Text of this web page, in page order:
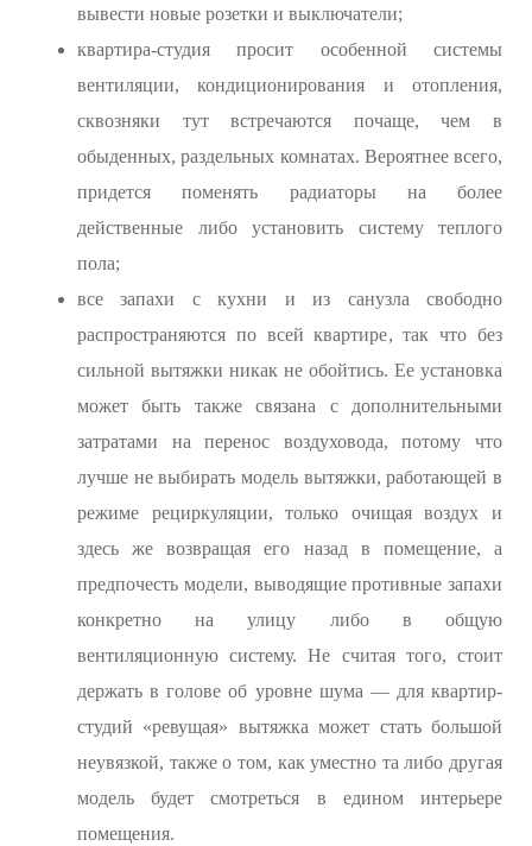
вывести новые розетки и выключатели;
квартира-студия просит особенной системы
вентиляции, кондиционирования и отопления,
сквозняки тут встречаются почаще, чем в
обыденных, раздельных комнатах. Вероятнее всего,
придется поменять радиаторы на более
действенные либо установить систему теплого
пола;
все запахи с кухни и из санузла свободно
распространяются по всей квартире, так что без
сильной вытяжки никак не обойтись. Ее установка
может быть также связана с дополнительными
затратами на перенос воздуховода, потому что
лучше не выбирать модель вытяжки, работающей в
режиме рециркуляции, только очищая воздух и
здесь же возвращая его назад в помещение, а
предпочесть модели, выводящие противные запахи
конкретно на улицу либо в общую
вентиляционную систему. Не считая того, стоит
держать в голове об уровне шума — для квартир-
студий «ревущая» вытяжка может стать большой
неувязкой, также о том, как уместно та либо другая
модель будет смотреться в едином интерьере
помещения.